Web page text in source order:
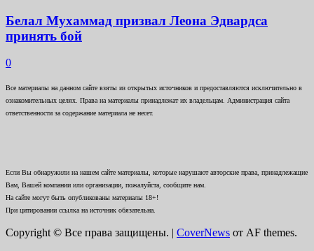
Белал Мухаммад призвал Леона Эдвардса
принять бой
0
Все материалы на данном сайте взяты из открытых источников и предоставляются исключительно в
ознакомительных целях. Права на материалы принадлежат их владельцам. Администрация сайта
ответственности за содержание материала не несет.
Если Вы обнаружили на нашем сайте материалы, которые нарушают авторские права, принадлежащие
Вам, Вашей компании или организации, пожалуйста, сообщите нам.
На сайте могут быть опубликованы материалы 18+!
При цитировании ссылка на источник обязательна.
Copyright © Все права защищены. | CoverNews от AF themes.